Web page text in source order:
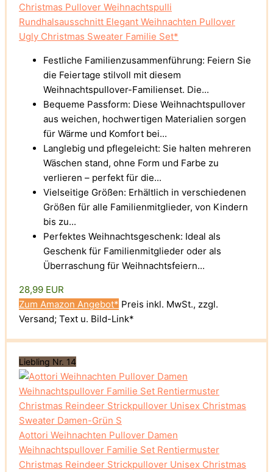
Christmas Pullover Weihnachtspulli
Rundhalsausschnitt Elegant Weihnachten Pullover
Ugly Christmas Sweater Familie Set*
Festliche Familienzusammenführung: Feiern Sie
die Feiertage stilvoll mit diesem
Weihnachtspullover-Familienset. Die...
Bequeme Passform: Diese Weihnachtspullover
aus weichen, hochwertigen Materialien sorgen
für Wärme und Komfort bei...
Langlebig und pflegeleicht: Sie halten mehreren
Wäschen stand, ohne Form und Farbe zu
verlieren – perfekt für die...
Vielseitige Größen: Erhältlich in verschiedenen
Größen für alle Familienmitglieder, von Kindern
bis zu...
Perfektes Weihnachtsgeschenk: Ideal als
Geschenk für Familienmitglieder oder als
Überraschung für Weihnachtsfeiern...
28,99 EUR
Zum Amazon Angebot* Preis inkl. MwSt., zzgl.
Versand; Text u. Bild-Link*
Liebling Nr. 14
Aottori Weihnachten Pullover Damen
Weihnachtspullover Familie Set Rentiermuster
Christmas Reindeer Strickpullover Unisex Christmas